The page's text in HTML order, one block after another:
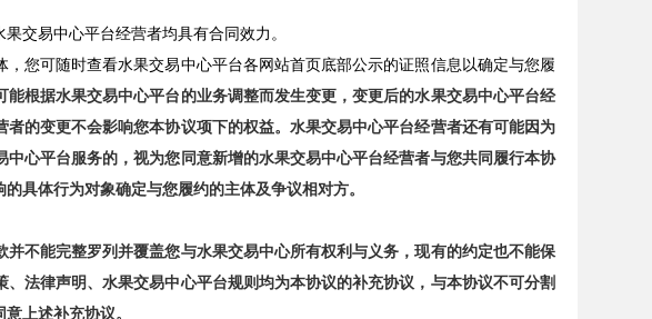
交易中心平台经营者均具有合同效力。
您可随时查看水果交易中心平台各网站首页底部公示的证照信息以确定与您履
根据水果交易中心平台的业务调整而发生变更，变更后的水果交易中心平台经
的变更不会影响您本协议项下的权益。水果交易中心平台经营者还有可能因为
心平台服务的，视为您同意新增的水果交易中心平台经营者与您共同履行本协
具体行为对象确定与您履约的主体及争议相对方。
不能完整罗列并覆盖您与水果交易中心所有权利与义务，现有的约定也不能保
法律声明、水果交易中心平台规则均为本协议的补充协议，与本协议不可分割
上述补充协议。